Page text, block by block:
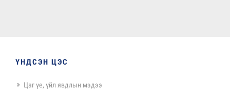
ҮНДСЭН ЦЭС
Цаг үе, үйл явдлын мэдээ